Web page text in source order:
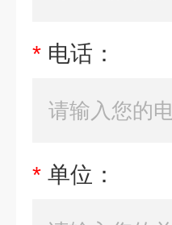
* 电话：
* 单位：